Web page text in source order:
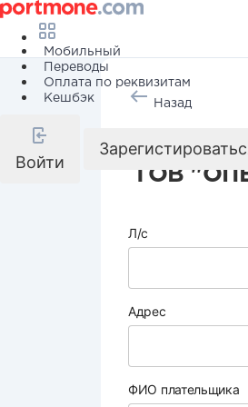
Мобильный
Переводы
Оплата по реквизитам
Кешбэк
Войти
Назад
ТОВ
Л/с
Адрес
ФИО плательщика